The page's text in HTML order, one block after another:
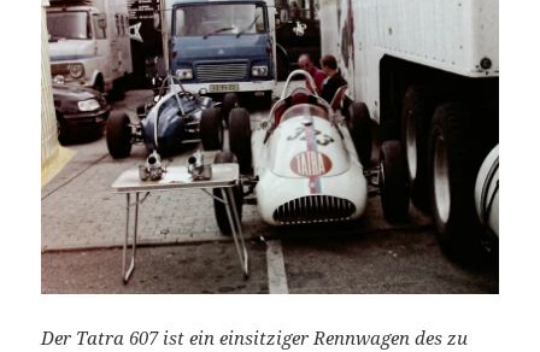
Der Tatra 607 ist ein einsitziger Rennwagen des zu